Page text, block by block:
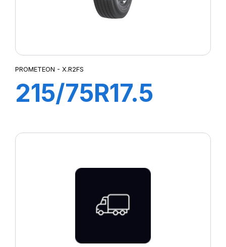
PROMETEON - X.R2FS
215/75R17.5